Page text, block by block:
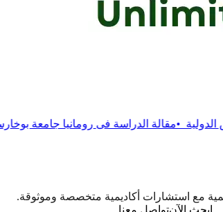
فى رومانيا جامعة بوخارست التقنية •مقالة
مع استشارات أكاديمية متخصصة وموثوقة.